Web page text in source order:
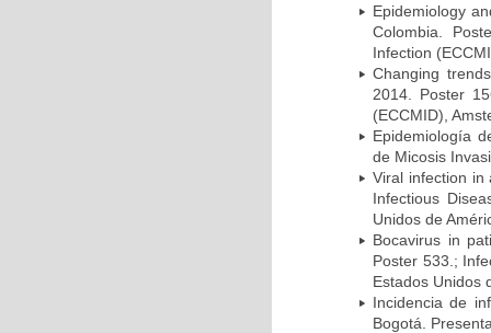
Epidemiology
Colombia.
Infection
Changing
2014. Poster
(ECCMID),
Epidemiología
de Micosis
Viral infection in
Infectious
Unidos de
Bocavirus in
Poster 533.;
Estados Unidos
Incidencia de
Bogotá.